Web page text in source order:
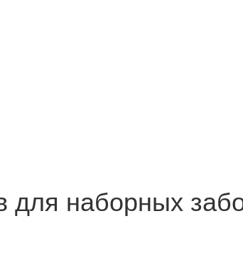
для наборных